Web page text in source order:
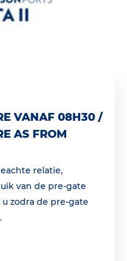
VANAF 08H30 /
AS FROM
relatie,
van de pre-gate
zodra de pre-gate